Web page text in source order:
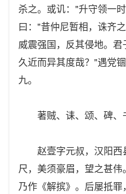
杀之。或讥："升守领一
曰："昔仲尼暂相，诛齐
威震强国，反其侵地。
久近而异其度哉？"遇党
九。
著贼、诔、颂、碑、
赵壹字元叔，汉阳西
尺，美须豪眉，望之甚伟
乃作《解摈》。后屡抵